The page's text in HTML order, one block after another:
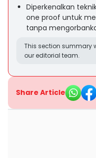
Diperkenalkan
one proof untuk
tanpa
This section summary
our editorial team.
Share Article